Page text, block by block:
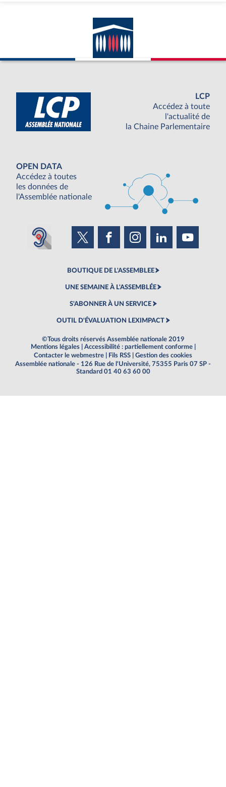
LCP
Accédez à toute
l'actualité de
la Chaine Parlementaire
OPEN DATA
Accédez à toutes
les données de
l'Assemblée nationale
BOUTIQUE DE L'ASSEMBLEE
UNE SEMAINE À L'ASSEMBLÉE
S'ABONNER À UN SERVICE
OUTIL D'ÉVALUATION LEXIMPACT
©Tous droits réservés Assemblée nationale 2019
Mentions légales
Accessibilité : partiellement conforme
Contacter le webmestre
Fils RSS
Gestion des cookies
Assemblée nationale - 126 Rue de l'Université, 75355 Paris 07 SP -
Standard 01 40 63 60 00